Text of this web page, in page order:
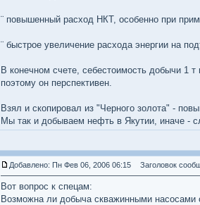
¨ повышенный расход НКТ, особенно при
¨ быстрое увеличение расхода энергии на
В конечном счете, себестоимость добычи 1
поэтому он перспективен.
Взял и скопировал из "Черного золота" -
Мы так и добываем нефть в Якутии, иначе -
Добавлено: Пн Фев 06, 2006 06:15 Заголовок
Вот вопрос к спецам:
Возможна ли добыча скважинными насосами